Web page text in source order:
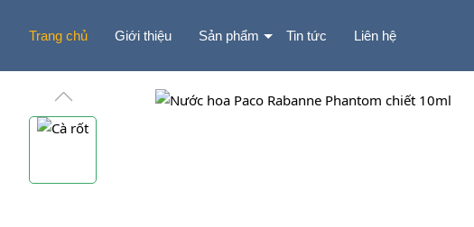
Trang chủ Giới thiệu Sản phẩm Tin tức Liên hệ